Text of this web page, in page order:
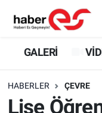
GALERİ
HABERLER ÇEVRE
Lise
GALERİ
YAZARLAR
Eskişehir
Eskişehir